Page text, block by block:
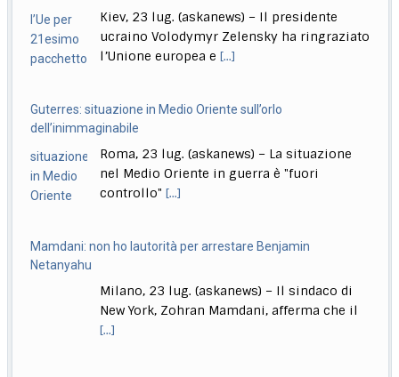
Roma, 23 lug. (askanews) – Un provvedimento che
renderà più facile punire i minorenni che
Kiev, 23 lug. (askanews) – Il presidente
ucraino Volodymyr Zelensky ha ringraziato
l’Unione europea e[...]
Guterres: situazione in Medio Oriente sull’orlo
dell’inimmaginabile
Roma, 23 lug. (askanews) – La situazione
nel Medio Oriente in guerra è "fuori
controllo"[...]
Mamdani: non ho lautorità per arrestare Benjamin
Netanyahu
Milano, 23 lug. (askanews) – Il sindaco di
New York, Zohran Mamdani, afferma che il
[...]